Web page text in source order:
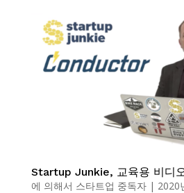
Startup Junkie, 교육용 비디
에 의해서 스타트업 중독자| 2020